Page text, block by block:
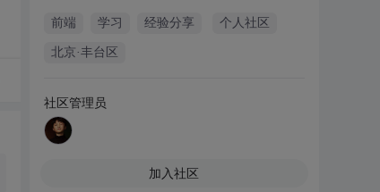
前端 学习 经验分享 个人社区
北京·丰台区
社区管理员
加入社区